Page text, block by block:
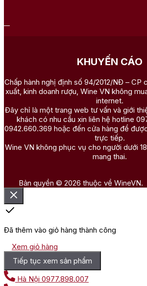
KHUYẾN CÁO
Chấp hành nghị định số 94/2012/NĐ – CP
xuất, kinh doanh rượu, Wine VN không
internet.
Đây chỉ là một trang web tư vấn và giới
khách có nhu cầu xin liên hệ hotline
0942.660.369 hoặc đến cửa hàng để
trực tiếp.
Wine VN không phục vụ cho người dưới
mang thai.
Bản quyền © 2026 thuộc về WineVN.
Đã thêm vào giỏ hàng thành công
Xem giỏ hàng
Tiếp tục xem sản phẩm
Hà Nội 0977.898.007